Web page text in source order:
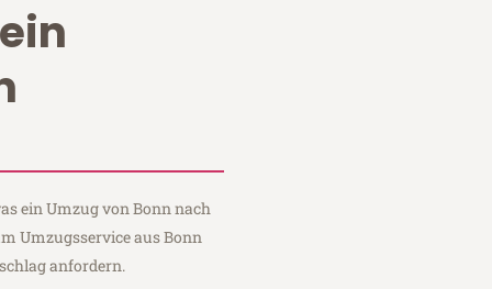
ein Umzug von Bonn nach
Umzugsservice aus Bonn
anfordern.